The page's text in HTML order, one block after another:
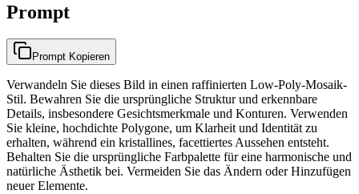
Prompt
Prompt Kopieren
Verwandeln Sie dieses Bild in einen raffinierten Low-Poly-Mosaik-
Stil. Bewahren Sie die ursprüngliche Struktur und erkennbare
Details, insbesondere Gesichtsmerkmale und Konturen. Verwenden
Sie kleine, hochdichte Polygone, um Klarheit und Identität zu
erhalten, während ein kristallines, facettiertes Aussehen entsteht.
Behalten Sie die ursprüngliche Farbpalette für eine harmonische und
natürliche Ästhetik bei. Vermeiden Sie das Ändern oder Hinzufügen
neuer Elemente.